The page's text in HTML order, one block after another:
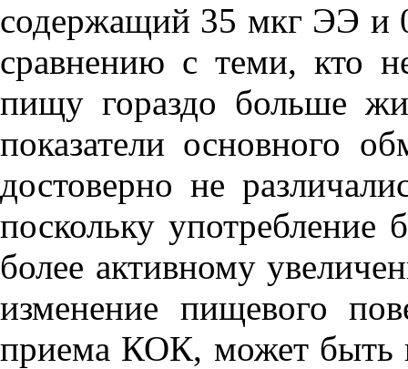
содержащий 35 мкг ЭЭ и
сравнению с теми, кто
пищу гораздо больше
показатели основного
достоверно не
поскольку
более активному
изменение пищевого
приема КОК, может быть